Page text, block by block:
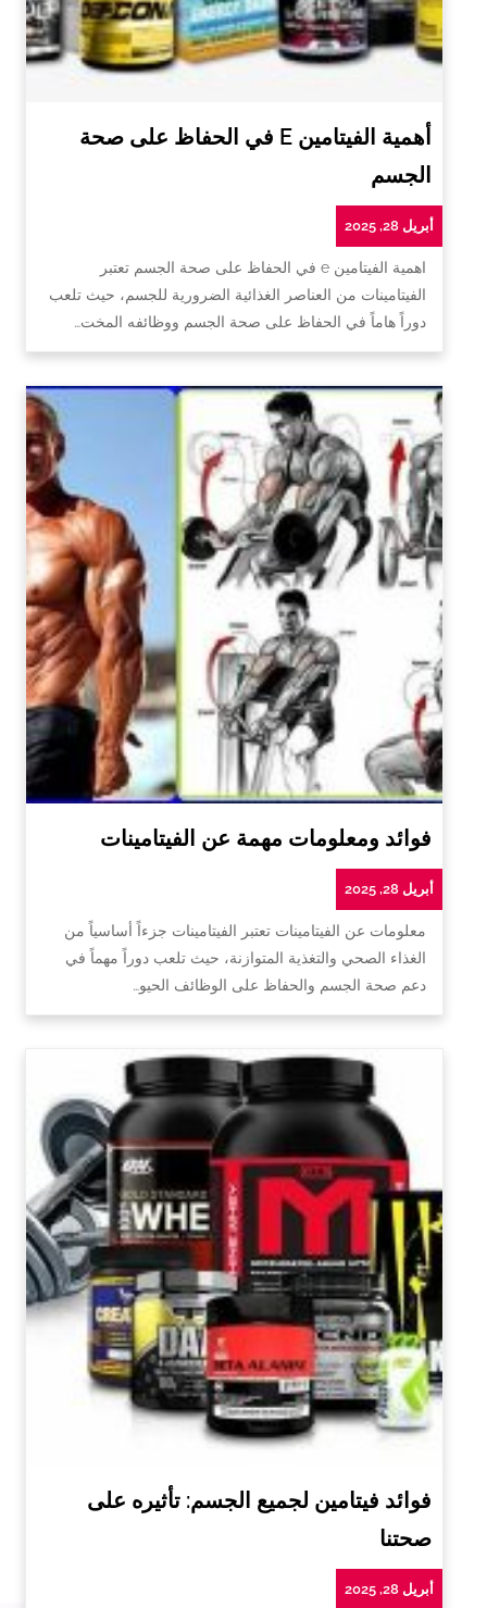
أهمية الفيتامين E في الحفاظ على صحة
الجسم
أبريل 28, 2025
اهمية الفيتامين e في الحفاظ على صحة الجسم تعتبر
الفيتامينات من العناصر الغذائية الضرورية للجسم، حيث تلعب
دوراً هاماً في الحفاظ على صحة الجسم ووظائفه المخت…
فوائد ومعلومات مهمة عن الفيتامينات
أبريل 28, 2025
معلومات عن الفيتامينات تعتبر الفيتامينات جزءاً أساسياً من
الغذاء الصحي والتغذية المتوازنة، حيث تلعب دوراً مهماً في
دعم صحة الجسم والحفاظ على الوظائف الحيو…
فوائد فيتامين لجميع الجسم: تأثيره على
صحتنا
أبريل 28, 2025